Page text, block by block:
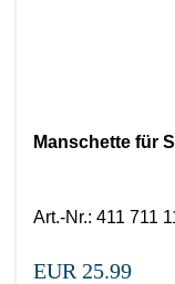
Manschette für
Art.-Nr.: 411 711
EUR 25.99